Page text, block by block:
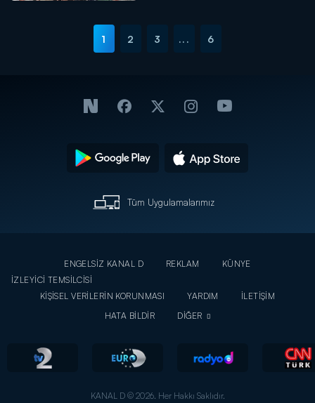
1 2 3 ... 6
Tüm Uygulamalarımız
ENGELSİZ KANAL D REKLAM
KÜNYE
İZLEYİCİ TEMSİLCİSİ
KİŞİSEL VERİLERİN KORUNMASI
YARDIM
İLETİŞİM
HATA BİLDİR
DİĞER
KANAL D © 2026. Her Hakkı Saklıdır.